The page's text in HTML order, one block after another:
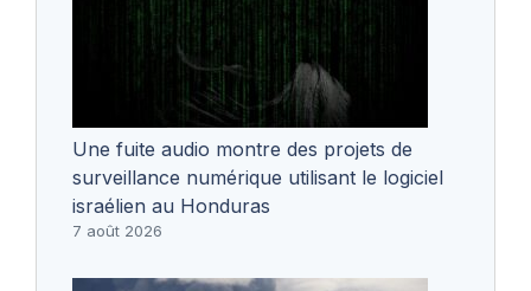
Une fuite audio montre des projets de
surveillance numérique utilisant le logiciel
israélien au Honduras
7 août 2026